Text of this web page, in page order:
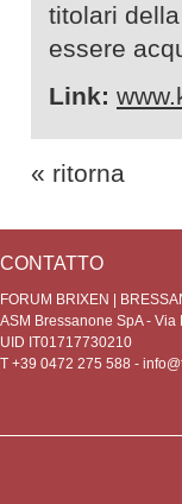
titolari
essere
Link:
« ritorna
CONTATTO
FORUM BRIXEN |
ASM Bressanone SpA -
UID IT01717730210
T +39 0472 275 588 -